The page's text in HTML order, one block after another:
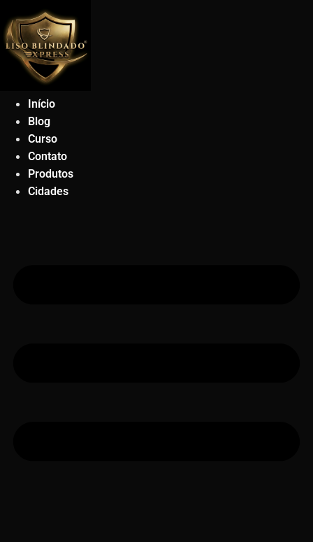
para
o
conteúdo
Início
Blog
Curso
Contato
Produtos
Cidades